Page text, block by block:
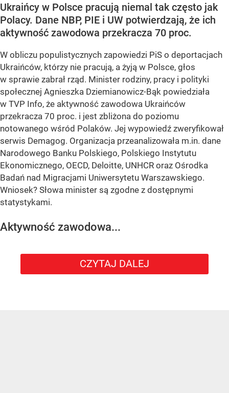
Ukraińcy w Polsce pracują niemal tak często jak
Polacy. Dane NBP, PIE i UW potwierdzają, że ich
aktywność zawodowa przekracza 70 proc.
W obliczu populistycznych zapowiedzi PiS o deportacjach
Ukraińców, którzy nie pracują, a żyją w Polsce, głos
w sprawie zabrał rząd. Minister rodziny, pracy i polityki
społecznej Agnieszka Dziemianowicz-Bąk powiedziała
w TVP Info, że aktywność zawodowa Ukraińców
przekracza 70 proc. i jest zbliżona do poziomu
notowanego wśród Polaków. Jej wypowiedź zweryfikował
serwis Demagog. Organizacja przeanalizowała m.in. dane
Narodowego Banku Polskiego, Polskiego Instytutu
Ekonomicznego, OECD, Deloitte, UNHCR oraz Ośrodka
Badań nad Migracjami Uniwersytetu Warszawskiego.
Wniosek? Słowa minister są zgodne z dostępnymi
statystykami.
Aktywność zawodowa...
CZYTAJ DALEJ